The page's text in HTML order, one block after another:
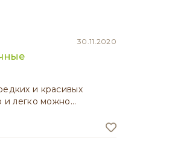
30.11.2020
и красивых
и легко можно…